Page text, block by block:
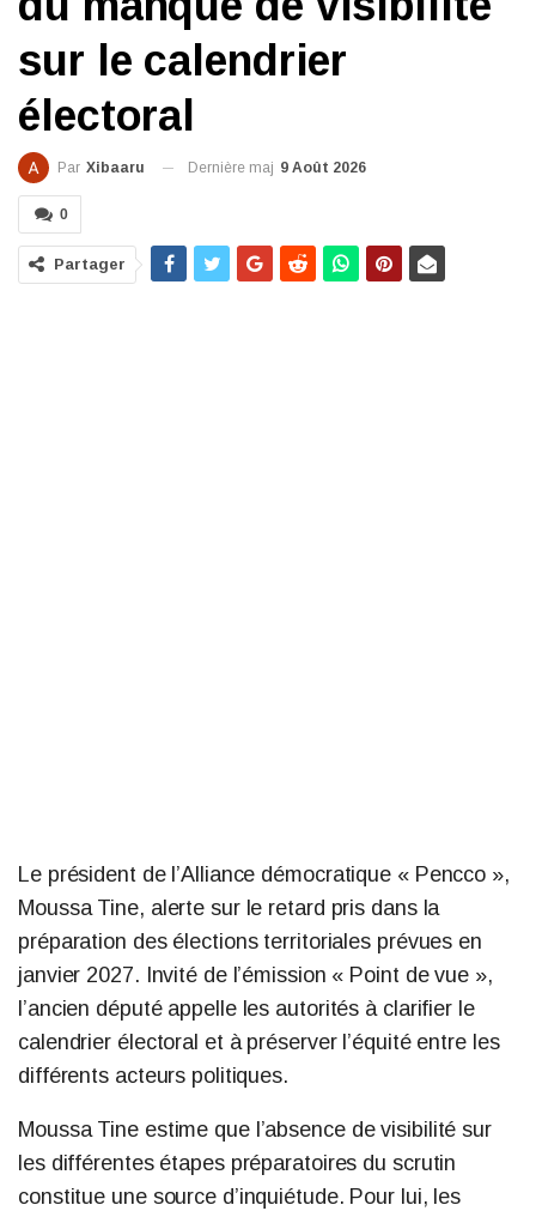
sur le calendrier
électoral
Par Xibaaru Dernière maj 9 Août 2026
0
Partager
Le président de l’Alliance démocratique « Pencco »,
Moussa Tine, alerte sur le retard pris dans la
préparation des élections territoriales prévues en
janvier 2027. Invité de l’émission « Point de vue »,
l’ancien député appelle les autorités à clarifier le
calendrier électoral et à préserver l’équité entre les
différents acteurs politiques.
Moussa Tine estime que l’absence de visibilité sur
les différentes étapes préparatoires du scrutin
constitue une source d’inquiétude. Pour lui, les